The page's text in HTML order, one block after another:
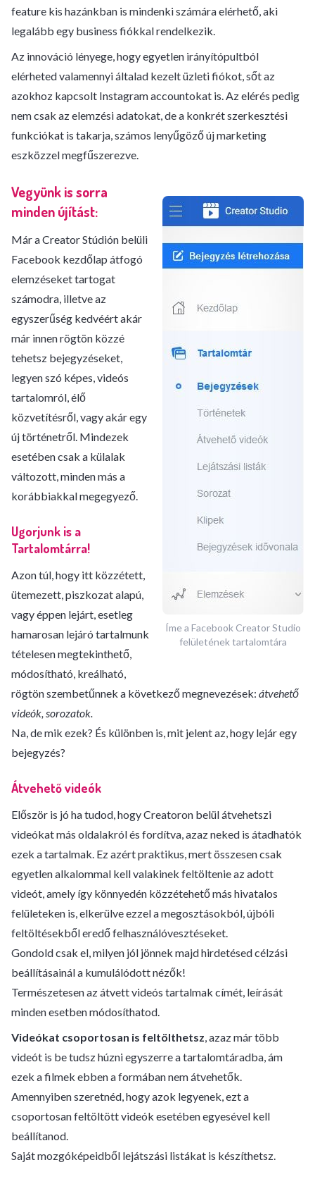
feature kis hazánkban is mindenki számára elérhető, aki
legalább egy business fiókkal rendelkezik.
Az innováció lényege, hogy egyetlen irányítópultból
elérheted valamennyi általad kezelt üzleti fiókot, sőt az
azokhoz kapcsolt Instagram accountokat is. Az elérés pedig
nem csak az elemzési adatokat, de a konkrét szerkesztési
funkciókat is takarja, számos lenyűgöző új marketing
eszközzel megfűszerezve.
Íme a Facebook Creator Studio
felületének tartalomtára
Vegyünk is sorra
minden újítást:
Már a Creator Stúdión belüli
Facebook kezdőlap átfogó
elemzéseket tartogat
számodra, illetve az
egyszerűség kedvéért akár
már innen rögtön közzé
tehetsz bejegyzéseket,
legyen szó képes, videós
tartalomról, élő
közvetítésről, vagy akár egy
új történetről. Mindezek
esetében csak a külalak
változott, minden más a
korábbiakkal megegyező.
Ugorjunk is a
Tartalomtárra!
Azon túl, hogy itt közzétett,
ütemezett, piszkozat alapú,
vagy éppen lejárt, esetleg
hamarosan lejáró tartalmunk
tételesen megtekinthető,
módosítható, kreálható,
rögtön szembetűnnek a következő megnevezések: átvehető
videók, sorozatok.
Na, de mik ezek? És különben is, mit jelent az, hogy lejár egy
bejegyzés?
Átvehető videók
Először is jó ha tudod, hogy Creatoron belül átvehetszi
videókat más oldalakról és fordítva, azaz neked is átadhatók
ezek a tartalmak. Ez azért praktikus, mert összesen csak
egyetlen alkalommal kell valakinek feltöltenie az adott
videót, amely így könnyedén közzétehető más hivatalos
felületeken is, elkerülve ezzel a megosztásokból, újbóli
feltöltésekből eredő felhasználóvesztéseket.
Gondold csak el, milyen jól jönnek majd hirdetésed célzási
beállításainál a kumulálódott nézők!
Természetesen az átvett videós tartalmak címét, leírását
minden esetben módosíthatod.
Videókat csoportosan is feltölthetsz, azaz már több
videót is be tudsz húzni egyszerre a tartalomtáradba, ám
ezek a filmek ebben a formában nem átvehetők.
Amennyiben szeretnéd, hogy azok legyenek, ezt a
csoportosan feltöltött videók esetében egyesével kell
beállítanod.
Saját mozgóképeidből lejátszási listákat is készíthetsz.